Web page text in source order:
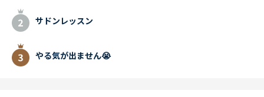
サドンレッスン
やる気が出ません😭